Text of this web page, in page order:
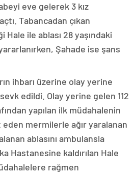
eve gelerek 3 kız
Tabancadan çıkan
ile ablası 28 yaşındaki
Şahade ise şans
ihbarı üzerine olay yerine
edildi. Olay yerine gelen 112
yapılan ilk müdahalenin
eden mermilerle ağır yaralanan
ablasını ambulansla
Hastanesine kaldırılan Hale
rağmen